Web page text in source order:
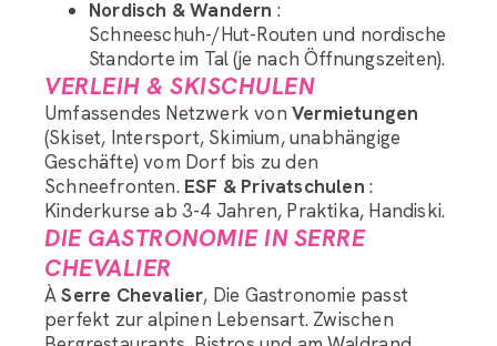
Nordisch & Wandern :
Schneeschuh-/Hut-Routen und nordische
Standorte im Tal (je nach Öffnungszeiten).
VERLEIH & SKISCHULEN
Umfassendes Netzwerk von Vermietungen
(Skiset, Intersport, Skimium, unabhängige
Geschäfte) vom Dorf bis zu den
Schneefronten. ESF & Privatschulen :
Kinderkurse ab 3-4 Jahren, Praktika, Handiski.
DIE GASTRONOMIE IN SERRE
CHEVALIER
ÀSerre Chevalier, Die Gastronomie passt
perfekt zur alpinen Lebensart. Zwischen